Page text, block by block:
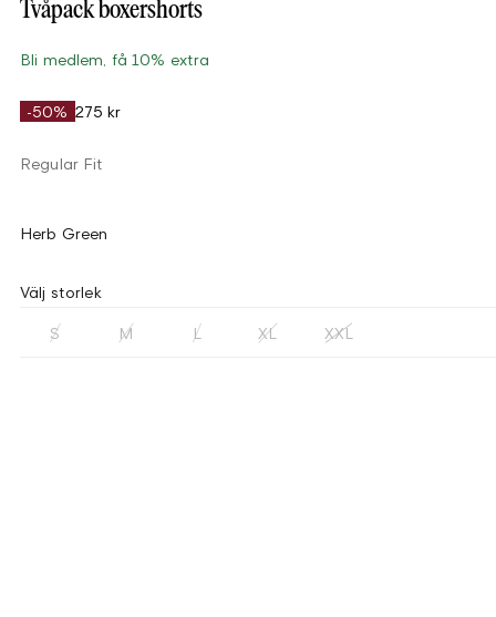
Tvåpack boxershorts
Bli medlem, få 10% extra
-50% 275 kr
Regular Fit
Herb Green
Välj storlek
S M L XL XXL